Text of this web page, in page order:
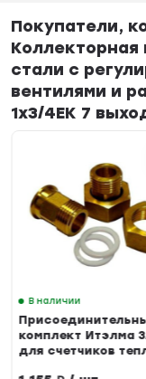
Покупатели,
стали с
вентилями и
1x3/4ЕК 7
В наличии
комплект Итэлма
для счетчиков